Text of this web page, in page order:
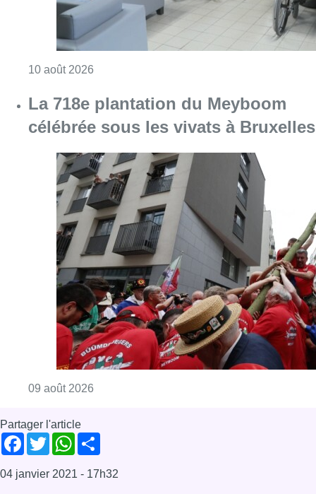
10 août 2026
La 718e plantation du Meyboom
célébrée sous les vivats à Bruxelles
09 août 2026
Partager l'article
Facebook
TwitterWhatsApp
04 janvier 2021 - 17h32